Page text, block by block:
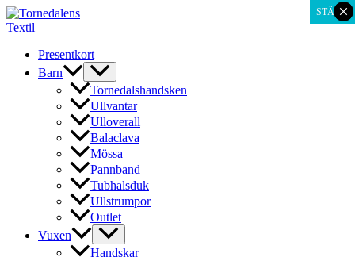
Hoppa
till
Presentkort
Barn
Tornedalshandsken
Ullvantar
Ulloverall
Balaclava
Mössa
Pannband
Tubhalsduk
Ullstrumpor
Outlet
Vuxen
Handskar
STÄNG
×